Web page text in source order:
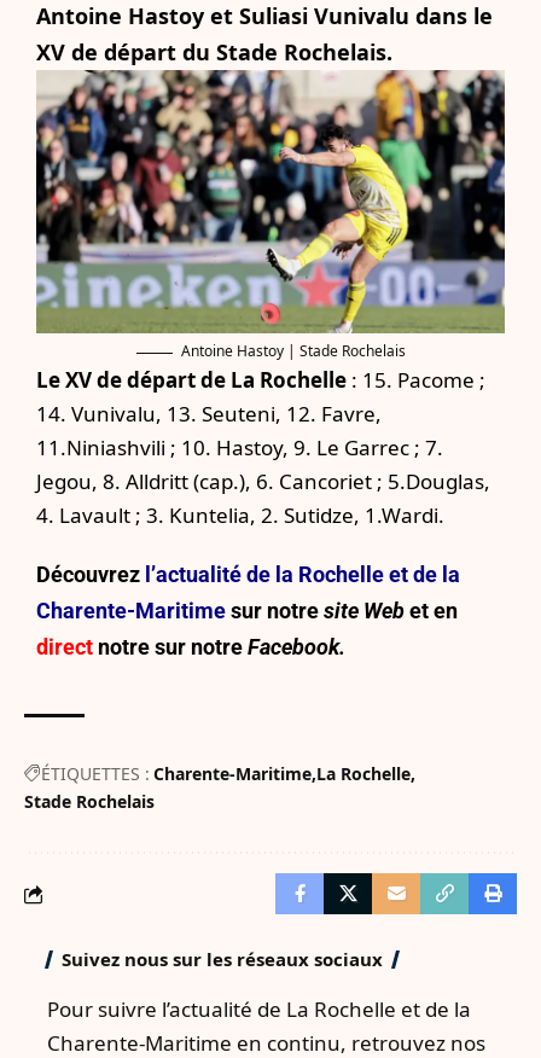
Antoine Hastoy et Suliasi Vunivalu dans le
XV de départ du Stade Rochelais.
Antoine Hastoy | Stade Rochelais
Le XV de départ de La Rochelle : 15. Pacome ;
14. Vunivalu, 13. Seuteni, 12. Favre,
11.Niniashvili ; 10. Hastoy, 9. Le Garrec ; 7.
Jegou, 8. Alldritt (cap.), 6. Cancoriet ; 5.Douglas,
4. Lavault ; 3. Kuntelia, 2. Sutidze, 1.Wardi.
Découvrez l’actualité de la Rochelle et de la
Charente-Maritimesur notresite Webet en
direct notre sur notreFacebook.
ÉTIQUETTES : Charente-Maritime La Rochelle
Stade Rochelais
Suivez nous sur les réseaux sociaux
Pour suivre l’actualité de La Rochelle et de la
Charente-Maritime en continu, retrouvez nos